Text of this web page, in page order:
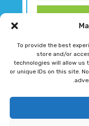
To provide the best
store and/or
technologies will allow us
or unique IDs on this site.